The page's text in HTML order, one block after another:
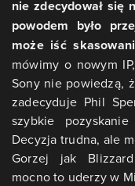
nie zdecydował się
powodem było
może iść
mówimy o nowym
Sony nie powiedzą,
zadecyduje Phil
szybkie
Decyzja trudna, ale
Gorzej jak
mocno to uderzy w